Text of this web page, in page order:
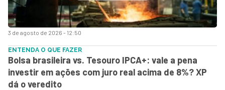
3 de agosto de 2026 - 12:50
ENTENDA O QUE FAZER
Bolsa brasileira vs. Tesouro IPCA+: vale a pena
investir em ações com juro real acima de 8%? XP
dá o veredito